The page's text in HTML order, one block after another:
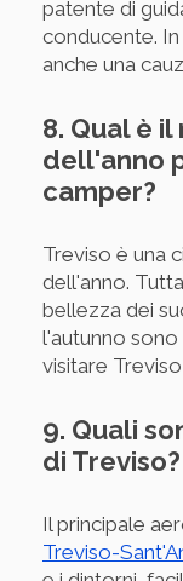
patente di
conducente.
anche una
8. Qual è
dell'anno
camper?
Treviso è una
dell'anno.
bellezza dei
l'autunno
visitare
9. Quali
di Treviso?
Il principale
Treviso-